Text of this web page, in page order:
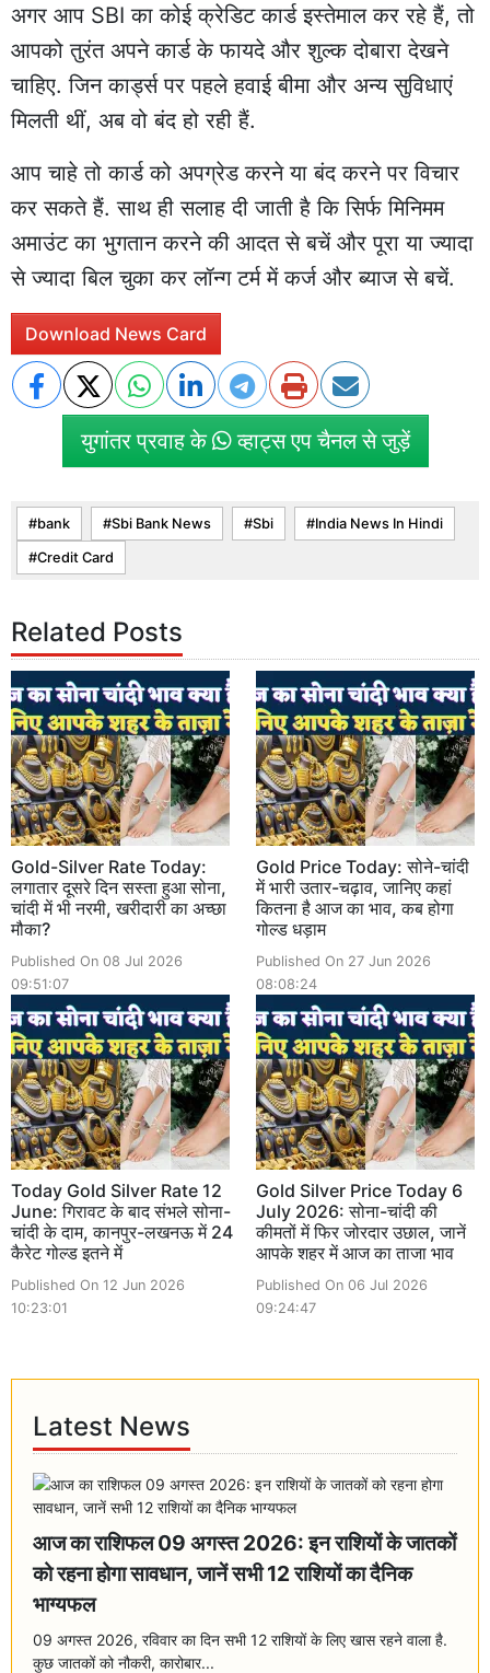
अगर आप SBI का कोई क्रेडिट कार्ड इस्तेमाल कर रहे हैं, तो
आपको तुरंत अपने कार्ड के फायदे और शुल्क दोबारा देखने
चाहिए. जिन कार्ड्स पर पहले हवाई बीमा और अन्य सुविधाएं
मिलती थीं, अब वो बंद हो रही हैं.
आप चाहे तो कार्ड को अपग्रेड करने या बंद करने पर विचार
कर सकते हैं. साथ ही सलाह दी जाती है कि सिर्फ मिनिमम
अमाउंट का भुगतान करने की आदत से बचें और पूरा या ज्यादा
से ज्यादा बिल चुका कर लॉन्ग टर्म में कर्ज और ब्याज से बचें.
Download News Card
युगांतर प्रवाह के व्हाट्स एप चैनल से जुड़ें
bank Sbi Bank News Sbi India News In Hindi
Credit Card
Related Posts
Gold-Silver Rate Today:
लगातार दूसरे दिन सस्ता हुआ सोना,
चांदी में भी नरमी, खरीदारी का अच्छा
मौका?
Published On 08 Jul 2026
09:51:07
Gold Price Today: सोने-चांदी
में भारी उतार-चढ़ाव, जानिए कहां
कितना है आज का भाव, कब होगा
गोल्ड धड़ाम
Published On 27 Jun 2026
08:08:24
Today Gold Silver Rate 12
June: गिरावट के बाद संभले सोना-
चांदी के दाम, कानपुर-लखनऊ में 24
कैरेट गोल्ड इतने में
Published On 12 Jun 2026
10:23:01
Gold Silver Price Today 6
July 2026: सोना-चांदी की
कीमतों में फिर जोरदार उछाल, जानें
आपके शहर में आज का ताजा भाव
Published On 06 Jul 2026
09:24:47
Latest News
आज का राशिफल 09 अगस्त 2026: इन राशियों के जातकों
को रहना होगा सावधान, जानें सभी 12 राशियों का दैनिक
भाग्यफल
09 अगस्त 2026, रविवार का दिन सभी 12 राशियों के लिए खास रहने वाला है.
कुछ जातकों को नौकरी, कारोबार...